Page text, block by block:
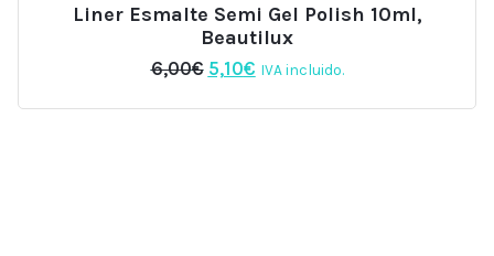
Liner Esmalte Semi Gel Polish 10ml,
Beautilux
6,00€ El
original
5,10€El
actual
IVA incluido.